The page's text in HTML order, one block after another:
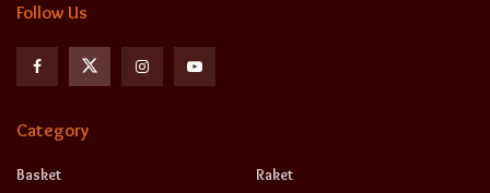
Follow Us
Category
Basket
Raket